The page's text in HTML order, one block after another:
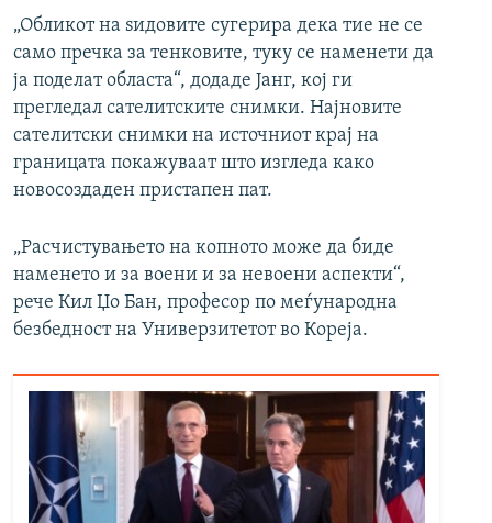
„Обликот на ѕидовите сугерира дека тие не се
само пречка за тенковите, туку се наменети да
ја поделат областа“, додаде Јанг, кој ги
прегледал сателитските снимки. Најновите
сателитски снимки на источниот крај на
границата покажуваат што изгледа како
новосоздаден пристапен пат.
„Расчистувањето на копното може да биде
наменето и за воени и за невоени аспекти“,
рече Кил Џо Бан, професор по меѓународна
безбедност на Универзитетот во Кореја.